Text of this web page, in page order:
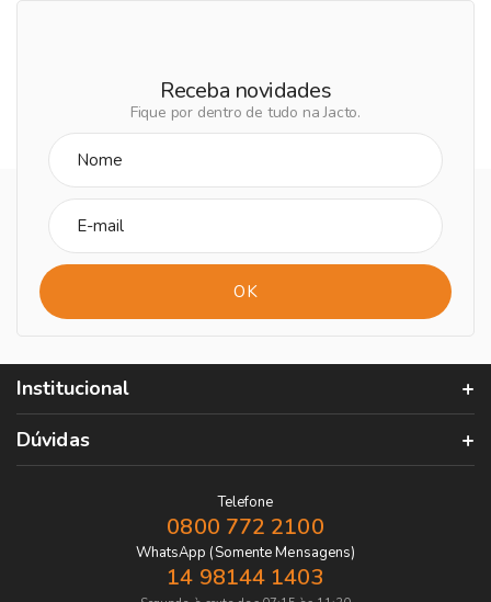
Receba novidades
Fique por dentro de tudo na Jacto.
Institucional
Dúvidas
Telefone
0800 772 2100
WhatsApp (Somente Mensagens)
14 98144 1403